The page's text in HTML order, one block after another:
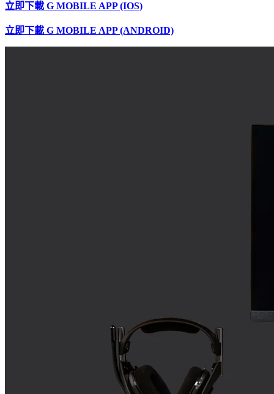
立即下載 G MOBILE APP (IOS)
立即下載 G MOBILE APP (ANDROID)